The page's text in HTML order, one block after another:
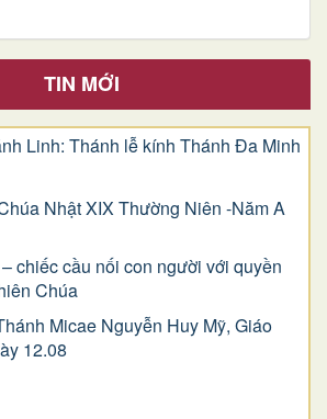
TIN MỚI
Linh: Thánh lễ kính Thánh Đa Minh
Nhật XIX Thường Niên -Năm A
chiếc cầu nối con người với quyền
Chúa
Micae Nguyễn Huy Mỹ, Giáo
12.08